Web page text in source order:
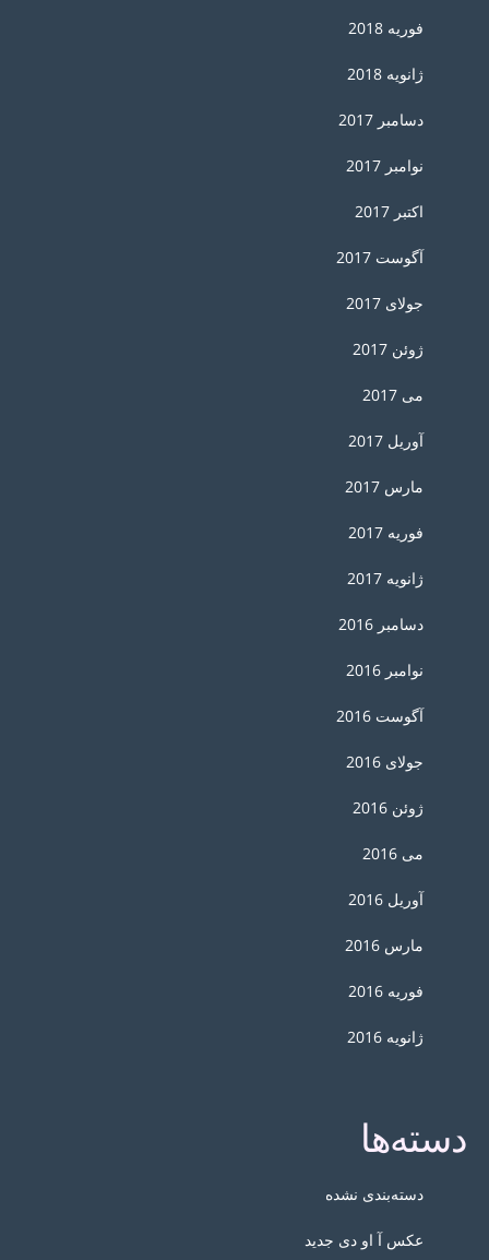
فوریه 2018
ژانویه 2018
دسامبر 2017
نوامبر 2017
اکتبر 2017
آگوست 2017
جولای 2017
ژوئن 2017
می 2017
آوریل 2017
مارس 2017
فوریه 2017
ژانویه 2017
دسامبر 2016
نوامبر 2016
آگوست 2016
جولای 2016
ژوئن 2016
می 2016
آوریل 2016
مارس 2016
فوریه 2016
ژانویه 2016
دسته‌ها
دسته‌بندی نشده
عکس آ او دی جدید